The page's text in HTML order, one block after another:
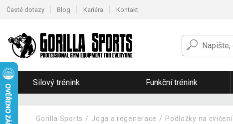
Časté dotazy Blog Kariéra Kontakt
Silový trénink Funkční trénink
Gorilla Sports Jóga a regenerace Podložky na cvičení